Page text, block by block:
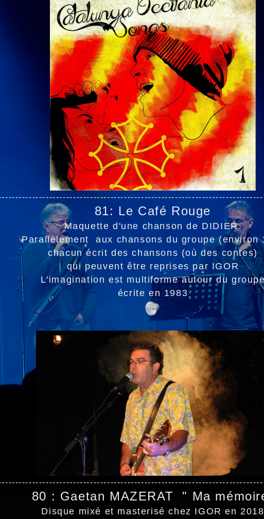
81: Le Café Rouge
Maquette d'une chanson de DIDIER.
Parallèlement aux chansons du groupe (environ
chacun écrit des chansons (où des contes)
qui peuvent être reprises par IGOR
L'imagination est multiforme autour du groupe
écrite en 1983
80 : Gaetan MAZERAT " Ma
Disque mixé et masterisé chez IGOR en 2018